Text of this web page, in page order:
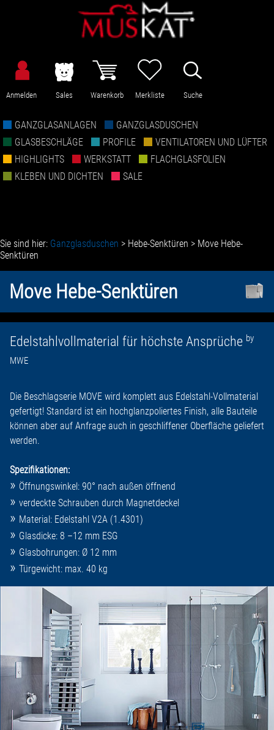
Anmelden Sales Warenkorb Merkliste Suche
GANZGLASANLAGEN
GANZGLASDUSCHEN
GLASBESCHLÄGE
PROFILE
VENTILATOREN UND LÜFTER
HIGHLIGHTS
WERKSTATT
FLACHGLASFOLIEN
KLEBEN UND DICHTEN
SALE
Sie sind hier: Ganzglasduschen > Hebe-Senktüren > Move Hebe-
Senktüren
Move Hebe-Senktüren
Edelstahlvollmaterial für höchste Ansprüche by
MWE
Die Beschlagserie MOVE wird komplett aus Edelstahl-Vollmaterial
gefertigt! Standard ist ein hochglanzpoliertes Finish, alle Bauteile
können aber auf Anfrage auch in geschliffener Oberfläche geliefert
werden.
Spezifikationen:
Öffnungswinkel: 90° nach außen öffnend
verdeckte Schrauben durch Magnetdeckel
Material: Edelstahl V2A (1.4301)
Glasdicke: 8 –12 mm ESG
Glasbohrungen: Ø 12 mm
Türgewicht: max. 40 kg